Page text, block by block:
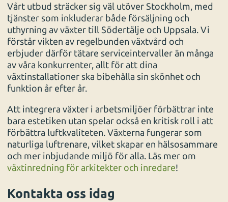
Vårt utbud sträcker sig väl utöver Stockholm, med
tjänster som inkluderar både försäljning och
uthyrning av växter till Södertälje och Uppsala. Vi
förstår vikten av regelbunden växtvård och
erbjuder därför tätare serviceintervaller än många
av våra konkurrenter, allt för att dina
växtinstallationer ska bibehålla sin skönhet och
funktion år efter år.
Att integrera växter i arbetsmiljöer förbättrar inte
bara estetiken utan spelar också en kritisk roll i att
förbättra luftkvaliteten. Växterna fungerar som
naturliga luftrenare, vilket skapar en hälsosammare
och mer inbjudande miljö för alla. Läs mer om
växtinredning för arkitekter och inredare!
Kontakta oss idag